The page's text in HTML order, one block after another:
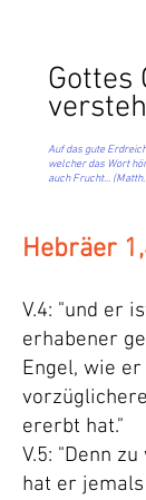
Gottes
Auf das gute
welcher das Wort
auch Frucht...
Hebräer
V.4: "und er
erhabener
Engel, wie
ererbt hat."
V.5: "Denn
hat er